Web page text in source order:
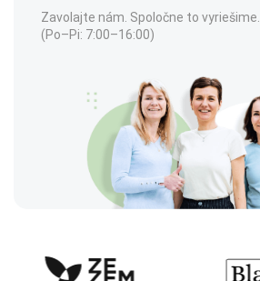
Zavolajte nám. Spoločne to vyriešime.
(Po–Pi: 7:00–16:00)